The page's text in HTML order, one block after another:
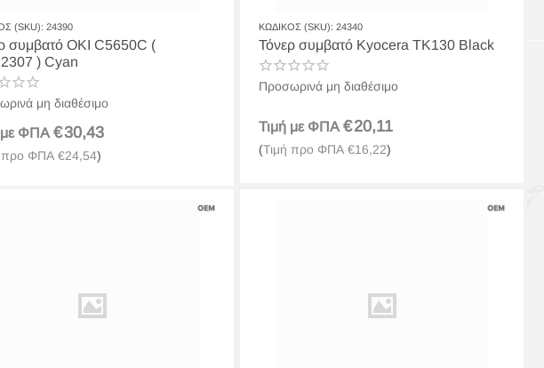
(SKU): 24390
συμβατό OKI C5650C (
) Cyan
μη διαθέσιμο
με ΦΠΑ €30,43
προ ΦΠΑ €24,54)
ΚΩΔΙΚΟΣ (SKU): 24340
Τόνερ συμβατό Kyocera TK130 Black
Προσωρινά μη διαθέσιμο
Τιμή με ΦΠΑ €20,11
(Τιμή προ ΦΠΑ €16,22)